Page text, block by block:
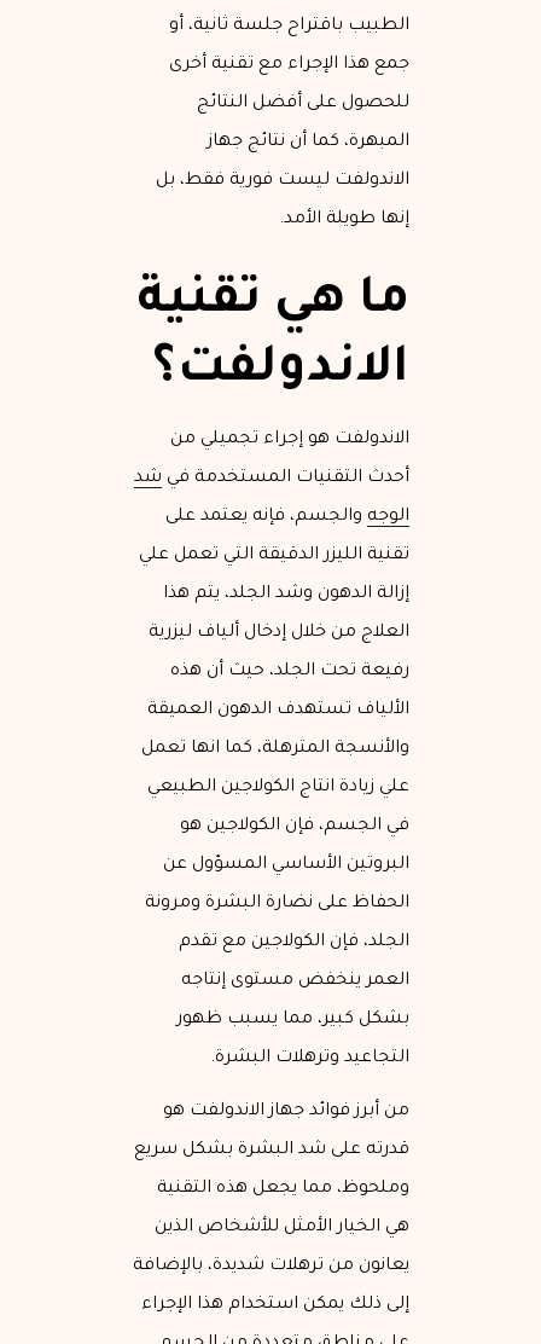
الطبيب باقتراح جلسة ثانية، أو
جمع هذا الإجراء مع تقنية أخرى
للحصول على أفضل النتائج
المبهرة، كما أن نتائج جهاز
الاندولفت ليست فورية فقط، بل
إنها طويلة الأمد.
ما هي تقنية
الاندولفت؟
الاندولفت هو إجراء تجميلي من
أحدث التقنيات المستخدمة في شد
الوجه والجسم، فإنه يعتمد على
تقنية الليزر الدقيقة التي تعمل علي
إزالة الدهون وشد الجلد، يتم هذا
العلاج من خلال إدخال ألياف ليزرية
رفيعة تحت الجلد، حيث أن هذه
الألياف تستهدف الدهون العميقة
والأنسجة المترهلة، كما انها تعمل
علي زيادة انتاج الكولاجين الطبيعي
في الجسم، فإن الكولاجين هو
البروتين الأساسي المسؤول عن
الحفاظ على نضارة البشرة ومرونة
الجلد، فإن الكولاجين مع تقدم
العمر ينخفض مستوى إنتاجه
بشكل كبير، مما يسبب ظهور
التجاعيد وترهلات البشرة.
من أبرز فوائد جهاز الاندولفت هو
قدرته على شد البشرة بشكل سريع
وملحوظ، مما يجعل هذه التقنية
هي الخيار الأمثل للأشخاص الذين
يعانون من ترهلات شديدة، بالإضافة
إلى ذلك يمكن استخدام هذا الإجراء